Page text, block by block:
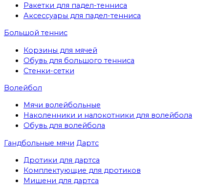
Ракетки для падел-тенниса
Аксессуары для падел-тенниса
Большой теннис
Корзины для мячей
Обувь для большого тенниса
Стенки-сетки
Волейбол
Мячи волейбольные
Наколенники и налокотники для волейбола
Обувь для волейбола
Гандбольные мячи Дартс
Дротики для дартса
Комплектующие для дротиков
Мишени для дартса